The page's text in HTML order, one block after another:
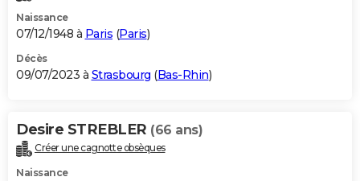
Naissance
07/12/1948 à Paris (Paris)
Décès
09/07/2023 à Strasbourg (Bas-Rhin)
Desire STREBLER (66 ans)
Créer une cagnotte obsèques
Naissance